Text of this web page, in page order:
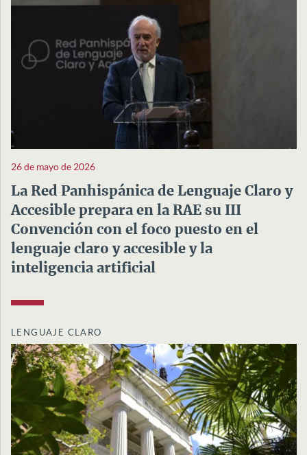
26 de mayo de 2026
La Red Panhispánica de Lenguaje Claro y
Accesible prepara en la RAE su III
Convención con el foco puesto en el
lenguaje claro y accesible y la
inteligencia artificial
LENGUAJE CLARO